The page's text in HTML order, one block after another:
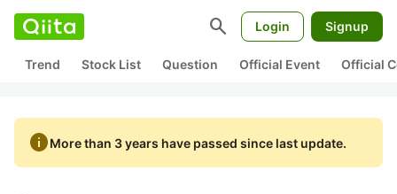
search Login Signup
Trend Stock List Question Official Event Official
infoMore than 3 years have passed since last update.